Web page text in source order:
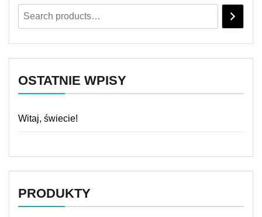
OSTATNIE WPISY
Witaj, świecie!
PRODUKTY